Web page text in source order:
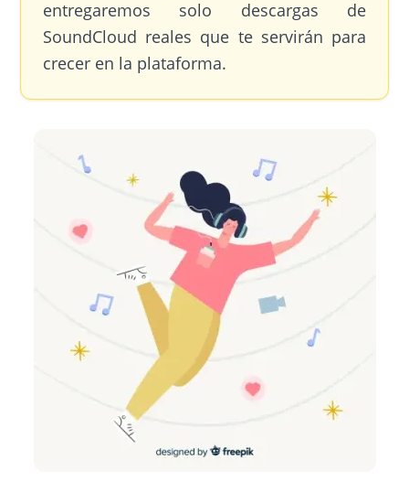
entregaremos solo descargas de
SoundCloud reales que te servirán para
crecer en la plataforma.